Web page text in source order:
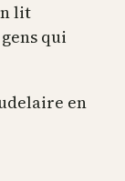
lit
qui
en